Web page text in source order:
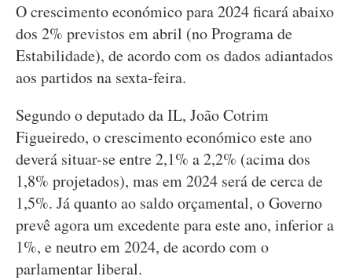
O crescimento económico para 2024 ficará abaixo
dos 2% previstos em abril (no Programa de
Estabilidade), de acordo com os dados adiantados
aos partidos na sexta-feira.
Segundo o deputado da IL, João Cotrim
Figueiredo, o crescimento económico este ano
deverá situar-se entre 2,1% a 2,2% (acima dos
1,8% projetados), mas em 2024 será de cerca de
1,5%. Já quanto ao saldo orçamental, o Governo
prevê agora um excedente para este ano, inferior a
1%, e neutro em 2024, de acordo com o
parlamentar liberal.